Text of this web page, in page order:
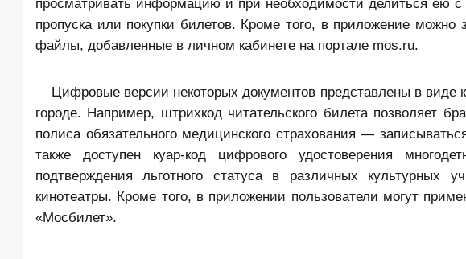
пропуска или покупки билетов. Кроме того, в приложение можно
файлы, добавленные в личном кабинете на портале mos.ru.
Цифровые версии некоторых документов представлены в виде
городе. Например, штрихкод читательского билета позволяет
полиса обязательного медицинского страхования —
также доступен куар-код цифрового удостоверения
подтверждения льготного статуса в различных
кинотеатры. Кроме того, в приложении пользователи могут
«Мосбилет».